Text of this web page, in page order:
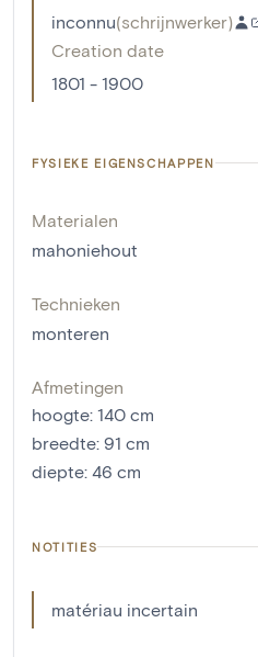
inconnu(schrijnwerker)
Creation date
1801 - 1900
FYSIEKE EIGENSCHAPPEN
Materialen
mahoniehout
Technieken
monteren
Afmetingen
hoogte: 140 cm
breedte: 91 cm
diepte: 46 cm
NOTITIES
matériau incertain